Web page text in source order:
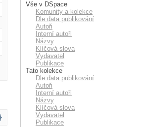
Vše v DSpace
Komunity a kolekce
Dle data publikování
Autoři
Interní autoři
Názvy
Klíčová slova
Vydavatel
Publikace
Tato kolekce
Dle data publikování
Autoři
Interní autoři
Názvy
Klíčová slova
Vydavatel
Publikace